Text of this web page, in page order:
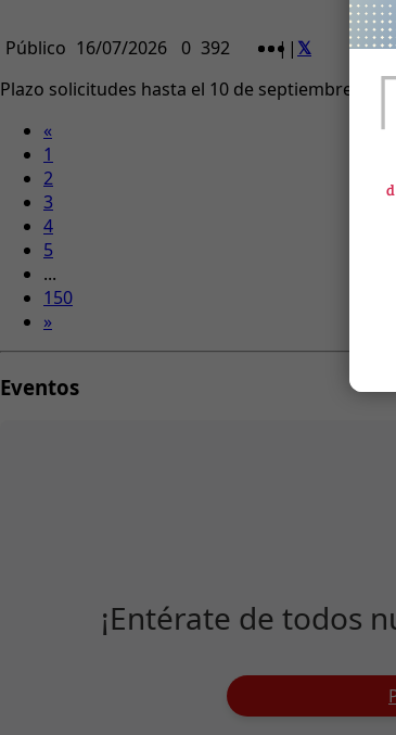
Público 16/07/2026 0 392 | |
Plazo solicitudes hasta el 10 de septiembre 2026
«
1
2
3
4
5
...
150
»
Eventos
¡Entérate de todos